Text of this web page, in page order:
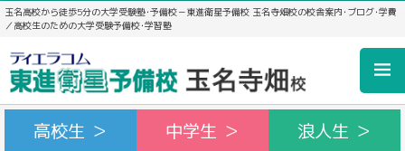
玉名高校から徒歩5分の大学受験塾･予備校－東進衛星予備校 玉名寺畑校の校舎案内･ブログ･学費
／高校生のための大学受験予備校･学習塾
高校生 ＞ 中学生 ＞ 浪人生 ＞